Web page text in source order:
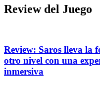
Review del Juego
Review: Saros lleva la
otro nivel con una
inmersiva